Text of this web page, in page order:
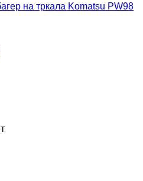
на тркала Komatsu PW98